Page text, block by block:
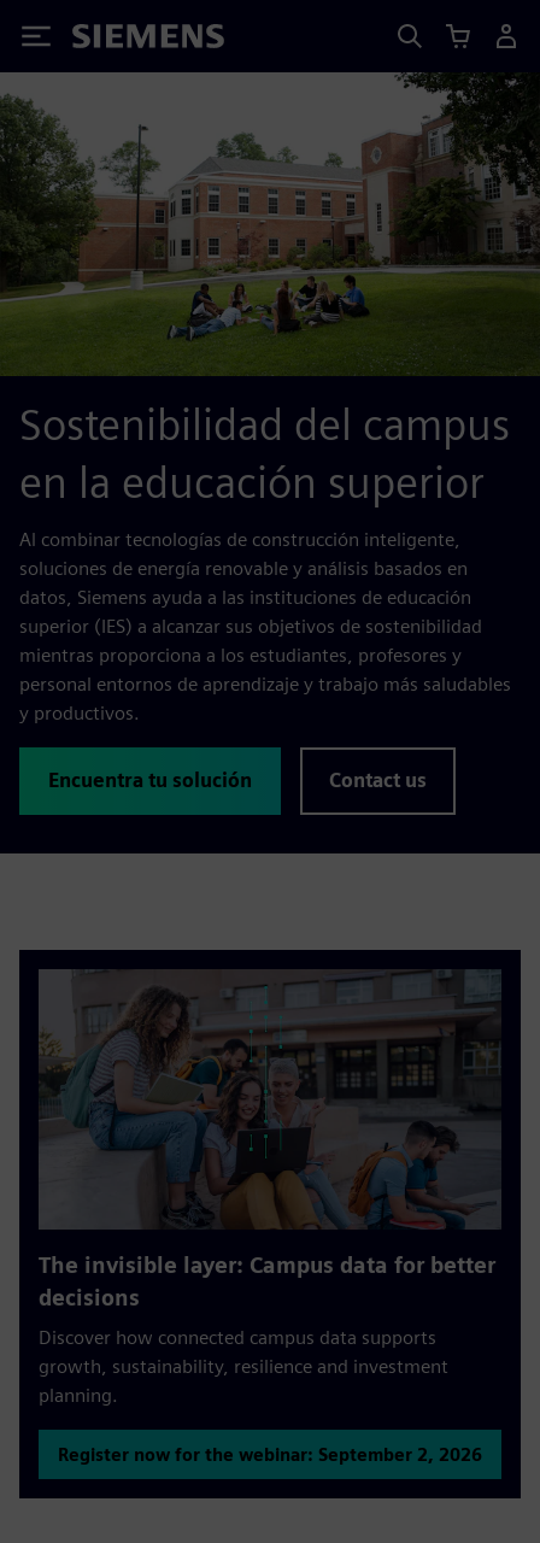
Siemens
Sostenibilidad del campus
en la educación superior
Al combinar tecnologías de construcción inteligente,
soluciones de energía renovable y análisis basados en
datos, Siemens ayuda a las instituciones de educación
superior (IES) a alcanzar sus objetivos de sostenibilidad
mientras proporciona a los estudiantes, profesores y
personal entornos de aprendizaje y trabajo más saludables
y productivos.
Encuentra tu solución Contact us
The invisible layer: Campus data for better
decisions
Discover how connected campus data supports
growth, sustainability, resilience and investment
planning.
Register now for the webinar: September 2, 2026